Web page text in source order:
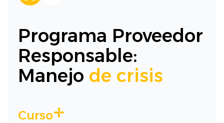
Programa Proveedor
Responsable:
Manejo de crisis
Curso